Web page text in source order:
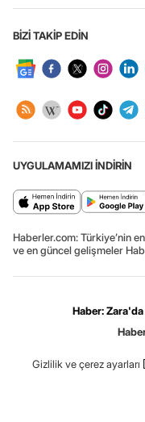
BİZİ TAKİP EDİN
UYGULAMAMIZI İNDİRİN
Haberler.com: Türkiye’nin
ve en güncel gelişmeler
Haber: Zara'da
Gizlilik ve çerez ayarları